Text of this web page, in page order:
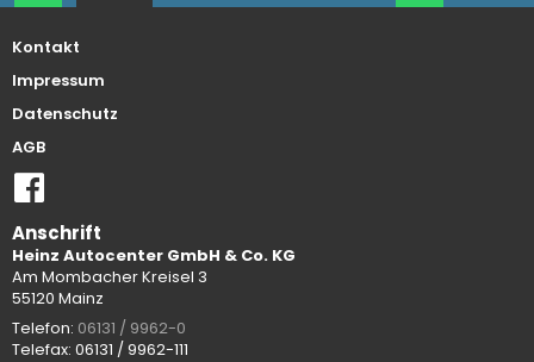
Kontakt
Impressum
Datenschutz
AGB
Anschrift
Heinz Autocenter GmbH & Co. KG
Am Mombacher Kreisel 3
55120 Mainz
Telefon: 06131 / 9962-0
Telefax: 06131 / 9962-111